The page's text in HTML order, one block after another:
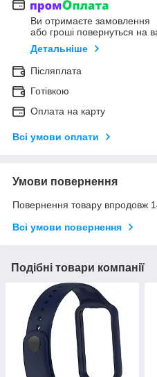
Ви отримаєте замовлення
або гроші повернуться на
Детальніше
Післяплата
Готівкою
Оплата на карту
Всі умови оплати
Умови повернення
Повернення товару впродовж
Всі умови повернення
Подібні товари компанії